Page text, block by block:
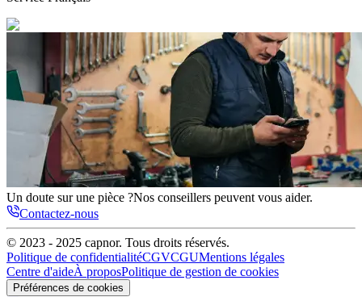
Un doute sur une pièce ?Nos conseillers peuvent vous aider.
Contactez-nous
© 2023 - 2025 capnor. Tous droits réservés.
Politique de confidentialitéCGVCGUMentions légales
Centre d'aideÀ proposPolitique de gestion de cookies
Préférences de cookies